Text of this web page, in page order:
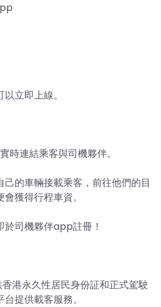
立即上線。
時連結乘客與司機夥伴。
的車輛接載乘客，前往他們的目
獲得行程車資。
司機夥伴app註冊！
港永久性居民身份証和正式駕駛
提供載客服務。